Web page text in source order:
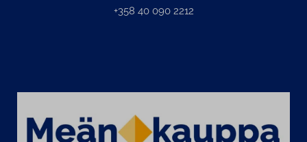
+358 40 090 2212